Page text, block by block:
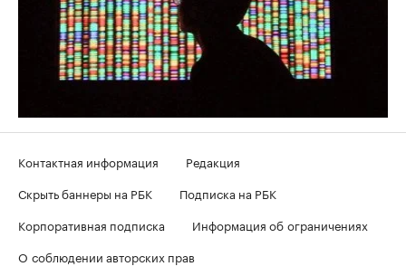
Контактная информация
Редакция
Скрыть баннеры на РБК
Подписка на РБК
Корпоративная подписка
Информация об ограничениях
О соблюдении авторских прав